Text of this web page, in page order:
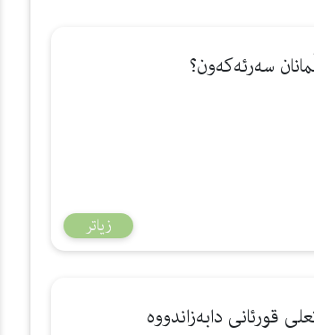
شەرحی هۆنراوەی (الجزرية)
زیاتر